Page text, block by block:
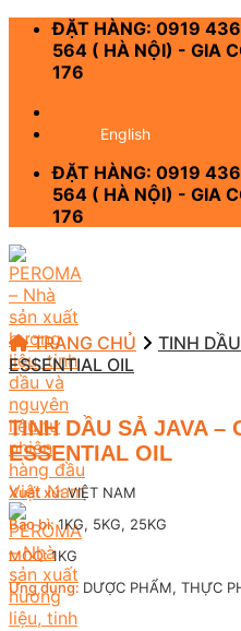
Skip
content
ĐẶT HÀNG: 0919
564 ( HÀ NỘI) - GIA
176
English
ĐẶT HÀNG: 0919
564 ( HÀ NỘI) - GIA
176
TRANG CHỦ
TINH
ESSENTIAL OIL
TINH DẦU SẢ JAVA –
ESSENTIAL OIL
Xuất xứ:VIỆT NAM
Bao bì:1KG, 5KG, 25KG
MOQ:1KG
Ứng dụng: DƯỢC PHẨM, THỰC